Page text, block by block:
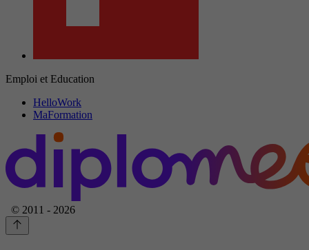
Emploi et Education
HelloWork
MaFormation
© 2011 - 2026